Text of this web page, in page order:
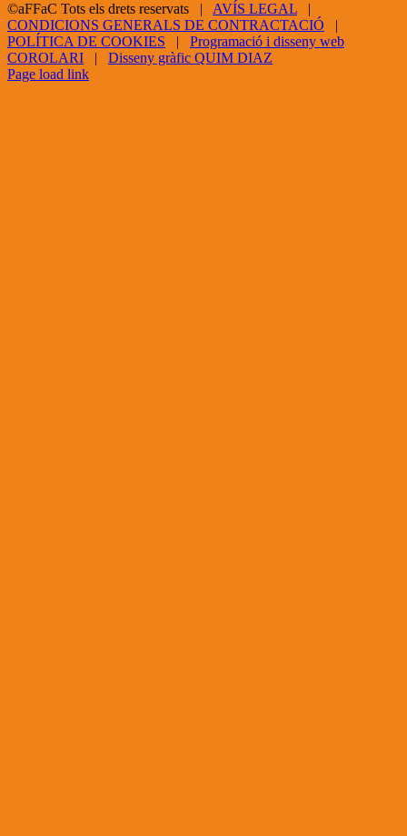
©aFFaC Tots els drets reservats | AVÍS LEGAL |
CONDICIONS GENERALS DE CONTRACTACIÓ |
POLÍTICA DE COOKIES | Programació i disseny web
COROLARI | Disseny gràfic QUIM DIAZ
Facebook
X
YouTube
Page load link